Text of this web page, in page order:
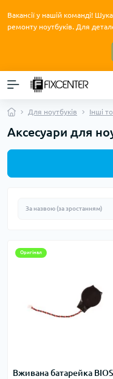
Вакансії у нашій команді!
ремонту ноутбуків. Для
Для ноутбуків Інші
Аксесуари для
Оригінал
Вживана батарейка BIOS